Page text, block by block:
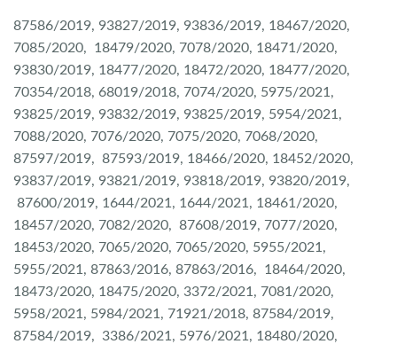
87586/2019, 93827/2019, 93836/2019, 18467/2020,
7085/2020, 18479/2020, 7078/2020, 18471/2020,
93830/2019, 18477/2020, 18472/2020, 18477/2020,
70354/2018, 68019/2018, 7074/2020, 5975/2021,
93825/2019, 93832/2019, 93825/2019, 5954/2021,
7088/2020, 7076/2020, 7075/2020, 7068/2020,
87597/2019, 87593/2019, 18466/2020, 18452/2020,
93837/2019, 93821/2019, 93818/2019, 93820/2019,
87600/2019, 1644/2021, 1644/2021, 18461/2020,
18457/2020, 7082/2020, 87608/2019, 7077/2020,
18453/2020, 7065/2020, 7065/2020, 5955/2021,
5955/2021, 87863/2016, 87863/2016, 18464/2020,
18473/2020, 18475/2020, 3372/2021, 7081/2020,
5958/2021, 5984/2021, 71921/2018, 87584/2019,
87584/2019, 3386/2021, 5976/2021, 18480/2020,